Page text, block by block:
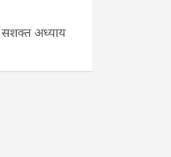
सशक्त अध्याय